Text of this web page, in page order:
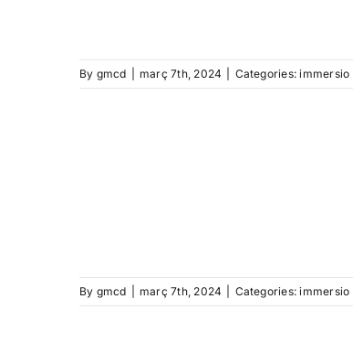
By gmcd març 7th, 2024 Categories:immersio
By gmcd març 7th, 2024 Categories:immersio